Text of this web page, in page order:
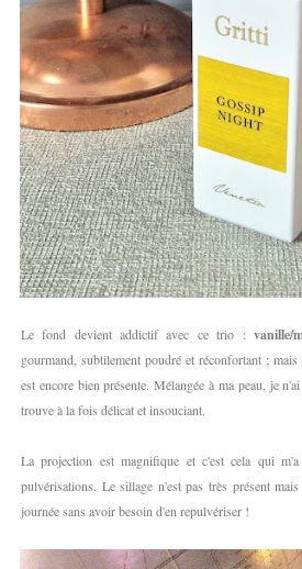
Le fond devient addictif avec ce trio : vanille/
gourmand, subtilement poudré et réconfortant ;
est encore bien présente. Mélangée à ma peau, je
trouve à la fois délicat et insouciant.
La projection est magnifique et c'est cela qui
pulvérisations. Le sillage n'est pas très présent
journée sans avoir besoin d'en repulvériser !